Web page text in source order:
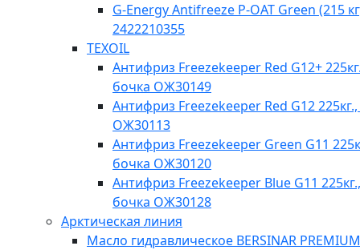
G-Energy Antifreeze P-OAT Green (215
2422210355
TEXOIL
Антифриз Freezekeeper Red G12+
бочка ОЖ30149
Антифриз Freezekeeper Red G12
ОЖ30113
Антифриз Freezekeeper Green G11
бочка ОЖ30120
Антифриз Freezekeeper Blue G11 225кг.,
бочка ОЖ30128
Арктическая линия
Масло гидравлическое BERSINAR PREMIUM